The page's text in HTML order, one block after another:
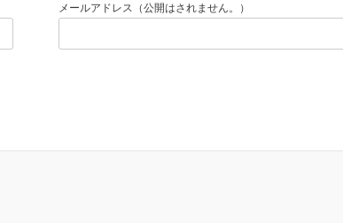
メールアドレス（公開はされません。）